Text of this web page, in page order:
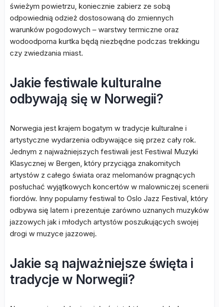
świeżym powietrzu, koniecznie zabierz ze sobą
odpowiednią odzież dostosowaną do zmiennych
warunków pogodowych – warstwy termiczne oraz
wodoodporna kurtka będą niezbędne podczas trekkingu
czy zwiedzania miast.
Jakie festiwale kulturalne
odbywają się w Norwegii?
Norwegia jest krajem bogatym w tradycje kulturalne i
artystyczne wydarzenia odbywające się przez cały rok.
Jednym z najważniejszych festiwali jest Festiwal Muzyki
Klasycznej w Bergen, który przyciąga znakomitych
artystów z całego świata oraz melomanów pragnących
posłuchać wyjątkowych koncertów w malowniczej scenerii
fiordów. Inny popularny festiwal to Oslo Jazz Festival, który
odbywa się latem i prezentuje zarówno uznanych muzyków
jazzowych jak i młodych artystów poszukujących swojej
drogi w muzyce jazzowej.
Jakie są najważniejsze święta i
tradycje w Norwegii?